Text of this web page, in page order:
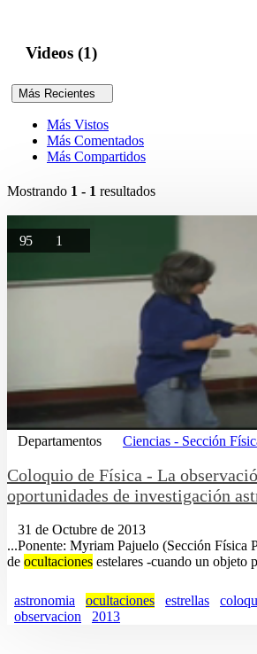
Videos (1)
Más Recientes
Más Vistos
Más Comentados
Más Compartidos
Mostrando 1 - 1 resultados
95 1
Departamentos Ciencias - Sección
Coloquio de Física - La
oportunidades de investigación
31 de Octubre de 2013
...Ponente: Myriam Pajuelo (Sección Física
de ocultaciones estelares -cuando un objeto
astronomia ocultaciones estrellas
observacion
2013